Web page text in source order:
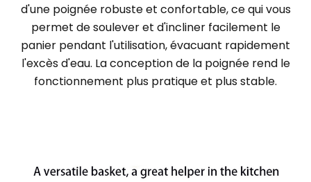
d'une poignée robuste et confortable, ce qui vous
permet de soulever et d'incliner facilement le
panier pendant l'utilisation, évacuant rapidement
l'excès d'eau. La conception de la poignée rend le
fonctionnement plus pratique et plus stable.